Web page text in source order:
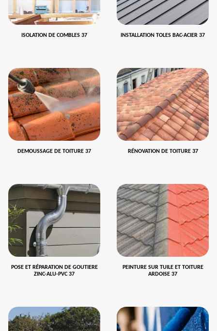
ISOLATION DE COMBLES 37 INSTALLATION TOLES BAC-ACIER 37
DEMOUSSAGE DE TOITURE 37 RÉNOVATION DE TOITURE 37
POSE ET RÉPARATION DE GOUTIERE
ZINC-ALU-PVC 37
PEINTURE SUR TUILE ET TOITURE
ARDOISE 37